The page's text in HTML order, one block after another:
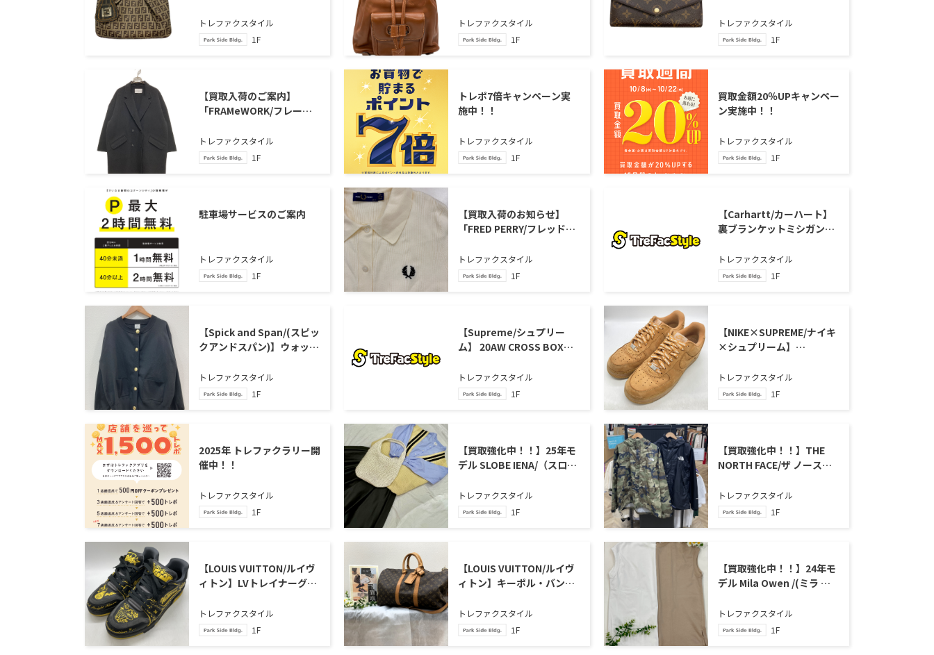
ドバッグ」のご紹介
トレファクスタイル
1F
紹介
トレファクスタイル
1F
ユ・サラ」のご紹介
トレファクスタイル
1F
【買取入荷のご案内】
「FRAMeWORK/フレーム
バーテーラードコート」の
ご紹介
トレファクスタイル
1F
トレポ7倍キャンペーン実
施中！！
トレファクスタイル
1F
買取金額20％UPキャンペー
ン実施中！！
トレファクスタイル
1F
駐車場サービスのご案内
トレファクスタイル
1F
【買取入荷のお知らせ】
「FRED PERRY/フレッドペ
をご紹介いたします。
トレファクスタイル
1F
【Carhartt/カーハート】
裏ブランケットミシガンチ
ました
トレファクスタイル
1F
【Spick and Span/(スピッ
クアンドスパン)】ウォッシ
ィガン が買取入荷いたし
ました。
トレファクスタイル
1F
【Supreme/シュプリー
ム】 20AW CROSS BOX
たしました
トレファクスタイル
1F
【NIKE×SUPREME/ナイキ
×シュプリーム】
ース1ローが買取入荷いた
しました！
トレファクスタイル
1F
2025年 トレファクラリー開
催中！！
トレファクスタイル
1F
【買取強化中！！】25年モ
デル SLOBE IENA/（スロー
買取入荷致しました。
トレファクスタイル
1F
【買取強化中！！】THE
NORTH FACE/ザ ノースフ
買取入荷いたしました。
トレファクスタイル
1F
【LOUIS VUITTON/ルイヴ
ィトン】LVトレイナーグラ
した
トレファクスタイル
1F
【LOUIS VUITTON/ルイヴ
ィトン】キーポル・バンド
入荷いたしました
トレファクスタイル
1F
【買取強化中！！】24年モ
デル Mila Owen /(ミラ オ
ットソー が買取入荷いたし
ました。
トレファクスタイル
1F